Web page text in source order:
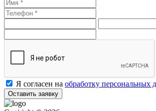
Я согласен на обработку персональных
Оставить заявку